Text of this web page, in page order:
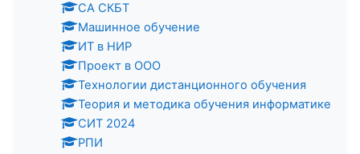
СА СКБТ
Машинное обучение
ИТ в НИР
Проект в ООО
Технологии дистанционного обучения
Теория и методика обучения информатике
СИТ 2024
РПИ